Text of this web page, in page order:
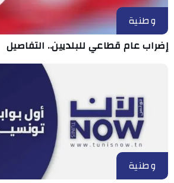
وطنية
إضراب عام قطاعي للبلديين.. التفاصيل
وطنية